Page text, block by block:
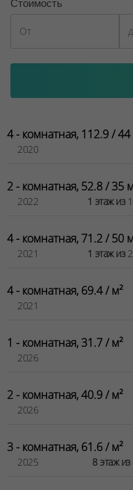
04.09.2025
Стоимость
4 - комнатная, 112.9 / 44
2020
2 - комнатная, 52.8 / 35
2022 1 этаж из
4 - комнатная, 71.2 / 50
2021 1 этаж из
4 - комнатная, 69.4 / м²
2021
1 - комнатная, 31.7 / м²
2026
2 - комнатная, 40.9 / м²
2026
3 - комнатная, 61.6 / м²
2025 8 этаж из